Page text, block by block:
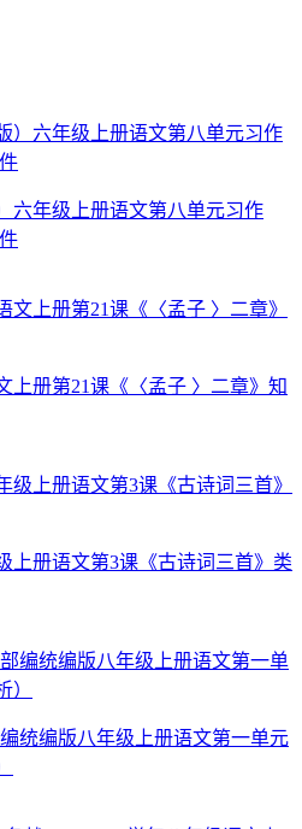
六年级上册语文第八单元习作
上册第21课《〈孟子 〉二章》知
上册语文第3课《古诗词三首》类
统编版八年级上册语文第一单元